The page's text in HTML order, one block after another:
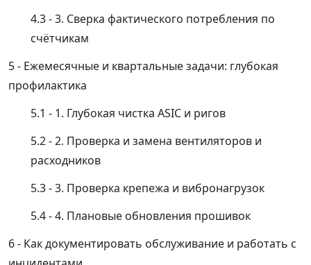
3. Сверка фактического потребления по
счётчикам
Ежемесячные и квартальные задачи: глубокая
профилактика
1. Глубокая чистка ASIC и ригов
2. Проверка и замена вентиляторов и
расходников
3. Проверка крепежа и вибронагрузок
4. Плановые обновления прошивок
Как документировать обслуживание и работать с